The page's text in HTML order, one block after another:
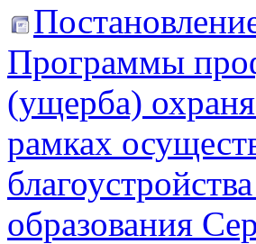
Программы
(ущерба)
рамках
образования